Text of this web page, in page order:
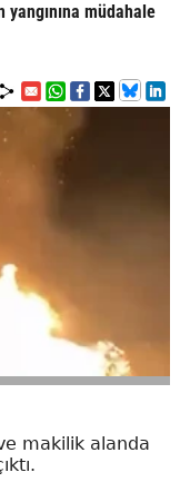
müdahale
makilik alanda